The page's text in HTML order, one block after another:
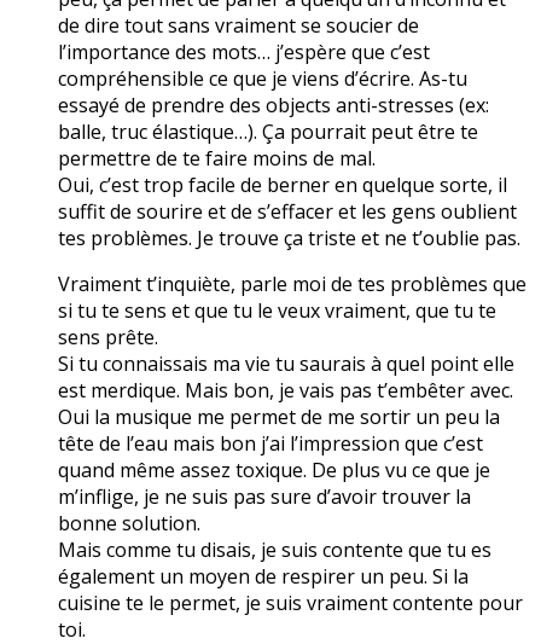
de dire tout sans vraiment se soucier de
l’importance des mots… j’espère que c’est
compréhensible ce que je viens d’écrire. As-tu
essayé de prendre des objects anti-stresses (ex:
balle, truc élastique…). Ça pourrait peut être te
permettre de te faire moins de mal.
Oui, c’est trop facile de berner en quelque sorte, il
suffit de sourire et de s’effacer et les gens oublient
tes problèmes. Je trouve ça triste et ne t’oublie pas.
Vraiment t’inquiète, parle moi de tes problèmes que
si tu te sens et que tu le veux vraiment, que tu te
sens prête.
Si tu connaissais ma vie tu saurais à quel point elle
est merdique. Mais bon, je vais pas t’embêter avec.
Oui la musique me permet de me sortir un peu la
tête de l’eau mais bon j’ai l’impression que c’est
quand même assez toxique. De plus vu ce que je
m’inflige, je ne suis pas sure d’avoir trouver la
bonne solution.
Mais comme tu disais, je suis contente que tu es
également un moyen de respirer un peu. Si la
cuisine te le permet, je suis vraiment contente pour
toi.